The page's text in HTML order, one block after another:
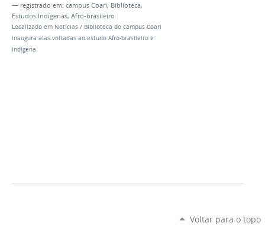
— registrado em: campus Coari, Biblioteca,
Estudos Indígenas, Afro-brasileiro
Localizado em Notícias / Biblioteca do campus Coari
inaugura alas voltadas ao estudo Afro-brasileiro e
Indígena
Voltar para o topo